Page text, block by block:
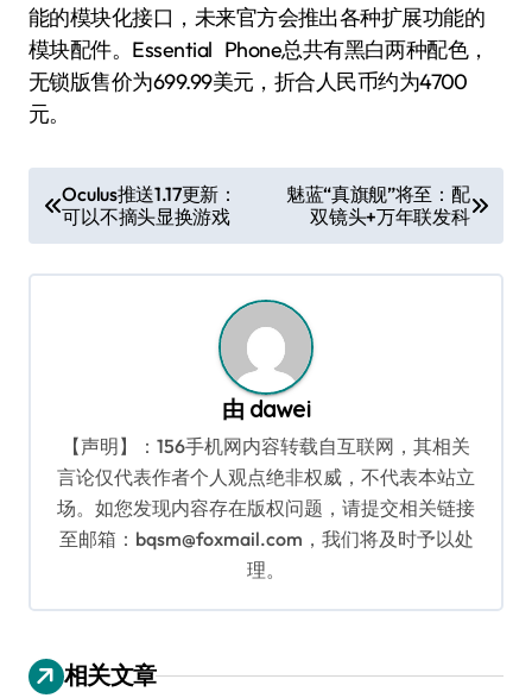
能的模块化接口，未来官方会推出各种扩展功能的
模块配件。Essential Phone总共有黑白两种配色，
无锁版售价为699.99美元，折合人民币约为4700
元。
章
导
Oculus推送1.17更新：
可以不摘头显换游戏
魅蓝“真旗舰”将至：配
双镜头+万年联发科
由 dawei
【声明】：156手机网内容转载自互联网，其相关
言论仅代表作者个人观点绝非权威，不代表本站立
场。如您发现内容存在版权问题，请提交相关链接
至邮箱：bqsm@foxmail.com，我们将及时予以处
理。
相关文章